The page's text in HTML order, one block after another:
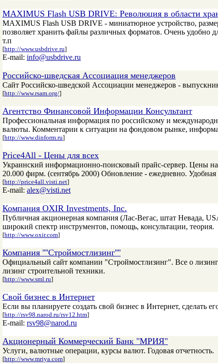
MAXIMUS Flash USB DRIVE: Революция в области
MAXIMUS Flash USB DRIVE - миниатюрное устройство,
позволяет хранить файлы различных форматов. Очень удобно
т.п
[http://www.usbdrive.ru]
E-mail: info@usbdrive.ru
Российско-шведская Ассоциация менеджеров
Сайт Российско-шведской Ассоциации менеджеров -
[http://www.rsam.org/]
Агентство Финансовой Информации Консультант
Профессиональная информация по российскому и
валюты. Комментарии к ситуации на фондовом рынке,
[http://www.dinform.ru]
Price4All - Цены для всех
Украинский информационно-поисковый прайс-сервер. Цены
20.000 фирм. (сентябрь 2000) Обновление - ежедневно.
[http://price4all.visti.net]
E-mail: alex@visti.net
Компания OXIR Investments, Inc.
Публичная акционерная компания (Лас-Вегас, штат Невада,
широкий спектр инструментов, помощь, консультации, теория.
[http://www.oxir.com]
Компания ''''Строймостлизинг''''
Официальный сайт компании "Строймостлизинг". Все о
лизинг строительной техники.
[http://www.sml.ru]
Свой бизнес в Интернет
Если вы планируете создать свой бизнес в Интернет, сделать
[http://rsv98.narod.ru/rsv12.htm]
E-mail: rsv98@narod.ru
Акционерный Коммерческий Банк "МРИЯ"
Услуги, валютные операции, курсы валют. Годовая отчетность.
[http://www.mriya.com]